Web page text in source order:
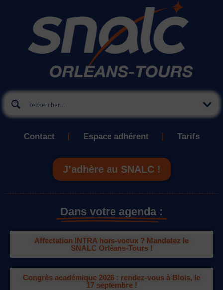
Contact Espace adhérent Tarifs
J’adhère au SNALC !
Dans votre agenda :
Affectation INTRA hors-voeux ? Mandatez le
SNALC Orléans-Tours !
Congrès académique 2026 : rendez-vous à Blois, le
17 septembre !